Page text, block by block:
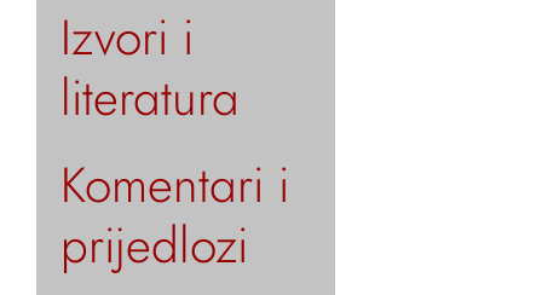
Izvori i
literatura
Komentari i
prijedlozi